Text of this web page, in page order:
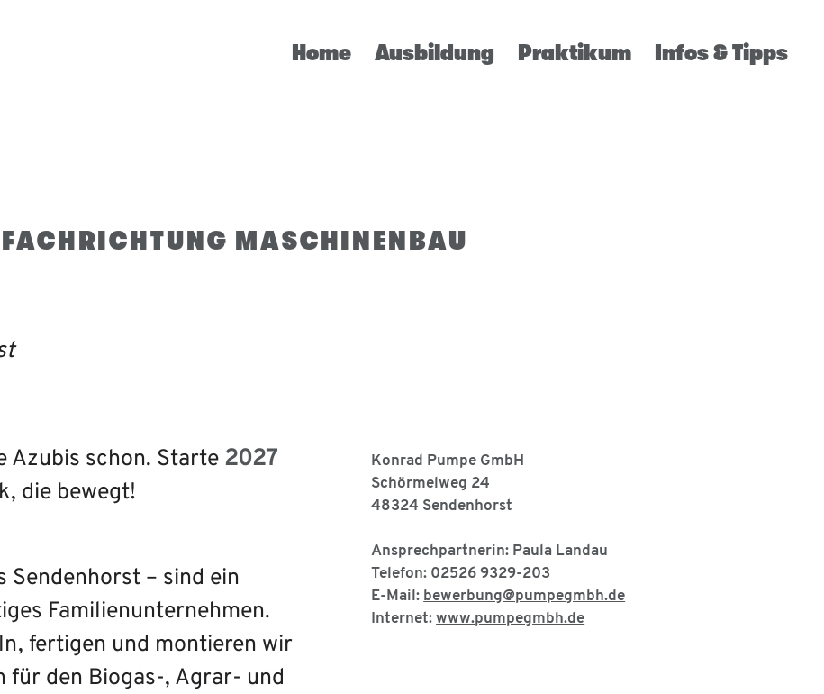
Home Ausbildung Praktikum Infos & Tipps
MASCHINENBAU
Azubis schon. Starte 2027
die bewegt!
Sendenhorst – sind ein
Familienunternehmen.
fertigen und montieren wir
für den Biogas-, Agrar- und
Konrad Pumpe GmbH
Schörmelweg 24
48324 Sendenhorst
Ansprechpartnerin: Paula Landau
Telefon: 02526 9329-203
E-Mail: bewerbung@pumpegmbh.de
Internet:www.pumpegmbh.de